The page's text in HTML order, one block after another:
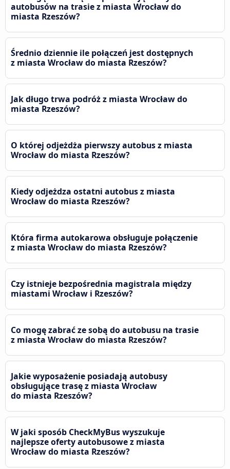
autobusów na trasie z miasta Wrocław do
miasta Rzeszów?
Średnio dziennie ile połączeń jest dostępnych
z miasta Wrocław do miasta Rzeszów?
Jak długo trwa podróż z miasta Wrocław do
miasta Rzeszów?
O której odjeżdża pierwszy autobus z miasta
Wrocław do miasta Rzeszów?
Kiedy odjeżdza ostatni autobus z miasta
Wrocław do miasta Rzeszów?
Która firma autokarowa obsługuje połączenie
z miasta Wrocław do miasta Rzeszów?
Czy istnieje bezpośrednia magistrala między
miastami Wrocław i Rzeszów?
Co mogę zabrać ze sobą do autobusu na trasie
z miasta Wrocław do miasta Rzeszów?
Jakie wyposażenie posiadają autobusy
obsługujące trasę z miasta Wrocław
do miasta Rzeszów?
W jaki sposób CheckMyBus wyszukuje
najlepsze oferty autobusowe z miasta
Wrocław do miasta Rzeszów?